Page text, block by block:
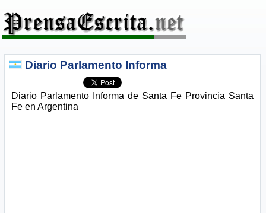
Diario Parlamento Informa
Diario Parlamento Informa de Santa Fe Provincia Santa
Fe en Argentina